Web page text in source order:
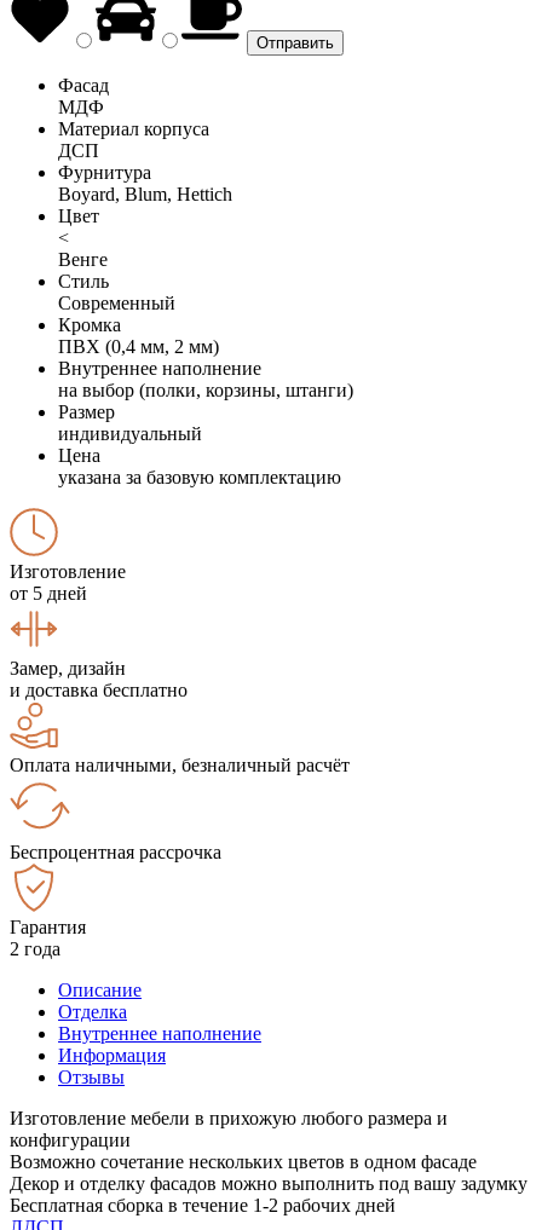
Фасад
МДФ
Материал корпуса
ДСП
Фурнитура
Boyard, Blum, Hettich
Цвет
<
Венге
Стиль
Современный
Кромка
ПВХ (0,4 мм, 2 мм)
Внутреннее наполнение
на выбор (полки, корзины, штанги)
Размер
индивидуальный
Цена
указана за базовую комплектацию
Изготовление
от 5 дней
Замер, дизайн
и доставка бесплатно
Оплата наличными, безналичный расчёт
Беспроцентная рассрочка
Гарантия
2 года
Описание
Отделка
Внутреннее наполнение
Информация
Отзывы
Изготовление мебели в прихожую любого размера и
конфигурации
Возможно сочетание нескольких цветов в одном фасаде
Декор и отделку фасадов можно выполнить под вашу задумку
Бесплатная сборка в течение 1-2 рабочих дней